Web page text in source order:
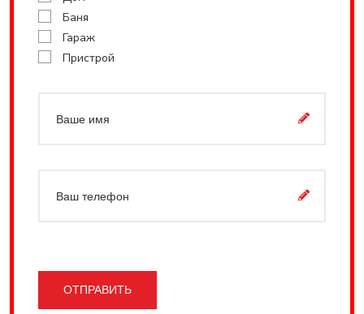
Баня
Гараж
Пристрой
ОТПРАВИТЬ